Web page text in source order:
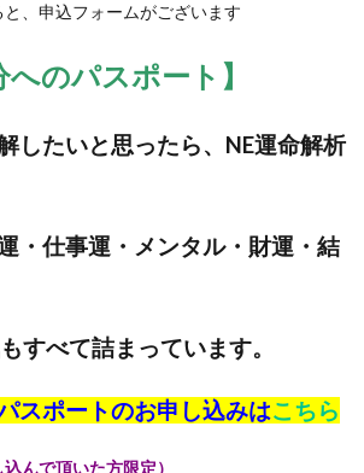
、申込フォームがございます
へのパスポート】
したいと思ったら、NE運命解析
・仕事運・メンタル・財運・結
すべて詰まっています。
スポートのお申し込みはこちら
で頂いた方限定）